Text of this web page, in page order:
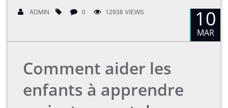
ADMIN 0 12938 VIEWS 10
MAR
Comment aider les
enfants à apprendre